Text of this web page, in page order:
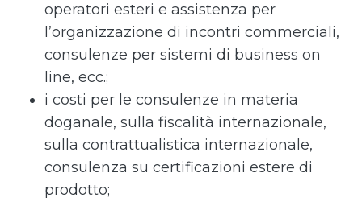
operatori esteri e assistenza per
l’organizzazione di incontri commerciali,
consulenze per sistemi di business on
line, ecc.;
i costi per le consulenze in materia
doganale, sulla fiscalità internazionale,
sulla contrattualistica internazionale,
consulenza su certificazioni estere di
prodotto;